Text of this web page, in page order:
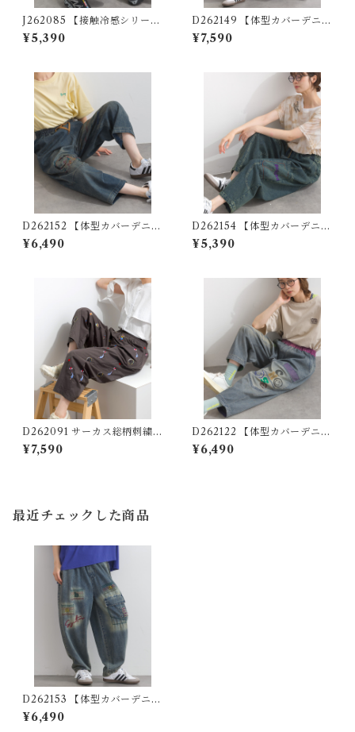
J262085 【接触冷感シリー
ズ】レーヨン混ロゴ刺繍ワイ
ドパンツ / Cool-Touch Ray
¥5,390
D262149 【体型カバーデニム
シリーズ】 ウォッシュデニム
ワイドパンツ / Washed Deni
¥7,590
D262152 【体型カバーデニム
シリーズ】 刺繍ステッチデニ
ムパンツ / Embroidered Stit
¥6,490
D262154 【体型カバーデニム
シリーズ】 ポケット刺繍デニ
ムパンツ / Pocket Embroide
¥5,390
D262091 サーカス総柄刺繍パ
ンツ / All-Over Embroidery
Stitch Pants
¥7,590
D262122 【体型カバーデニム
シリーズ】 パッチワークスマ
イルデニム / Patchwork Smi
¥6,490
最近チェックした商品
D262153 【体型カバーデニム
シリーズ】 刺繍デザインデニ
ムパンツ / Embroidered De
¥6,490